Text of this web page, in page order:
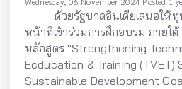
ด้วยรัฐบาลอินเดียเสนอให้ทุน
หน้าที่เข้าร่วมการฝึกอบรม ภายใต้
หลักสูตร "Strengthening
Ecducation & Training (TVET)
Sustainable Development